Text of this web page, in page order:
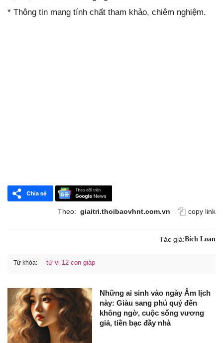
* Thông tin mang tính chất tham khảo, chiêm nghiệm.
Theo: giaitri.thoibaovhnt.com.vn copy link
Tác giả:Bích Loan
Từ khóa: tử vi 12 con giáp
Những ai sinh vào ngày Âm lịch
này: Giàu sang phú quý đến
không ngờ, cuộc sống vương
giả, tiền bạc đầy nhà